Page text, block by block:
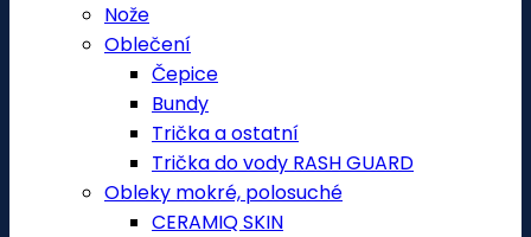
Nože
Oblečení
Čepice
Bundy
Trička a ostatní
Trička do vody RASH GUARD
Obleky mokré, polosuché
CERAMIQ SKIN